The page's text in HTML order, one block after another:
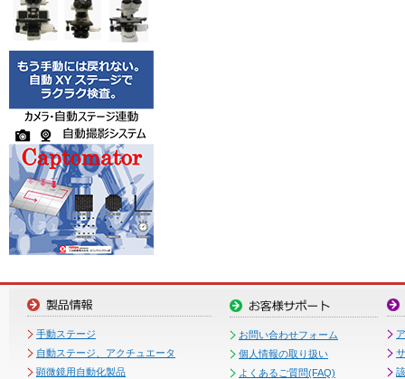
手動ステージ
自動ステージ、アクチュエータ
顕微鏡用自動化製品
お問い合わせフォーム
個人情報の取り扱い
よくあるご質問(FAQ)